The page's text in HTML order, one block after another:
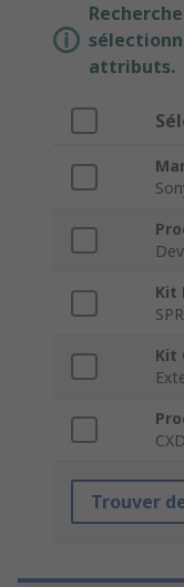
attributs.
Kit
Kit
Trouver